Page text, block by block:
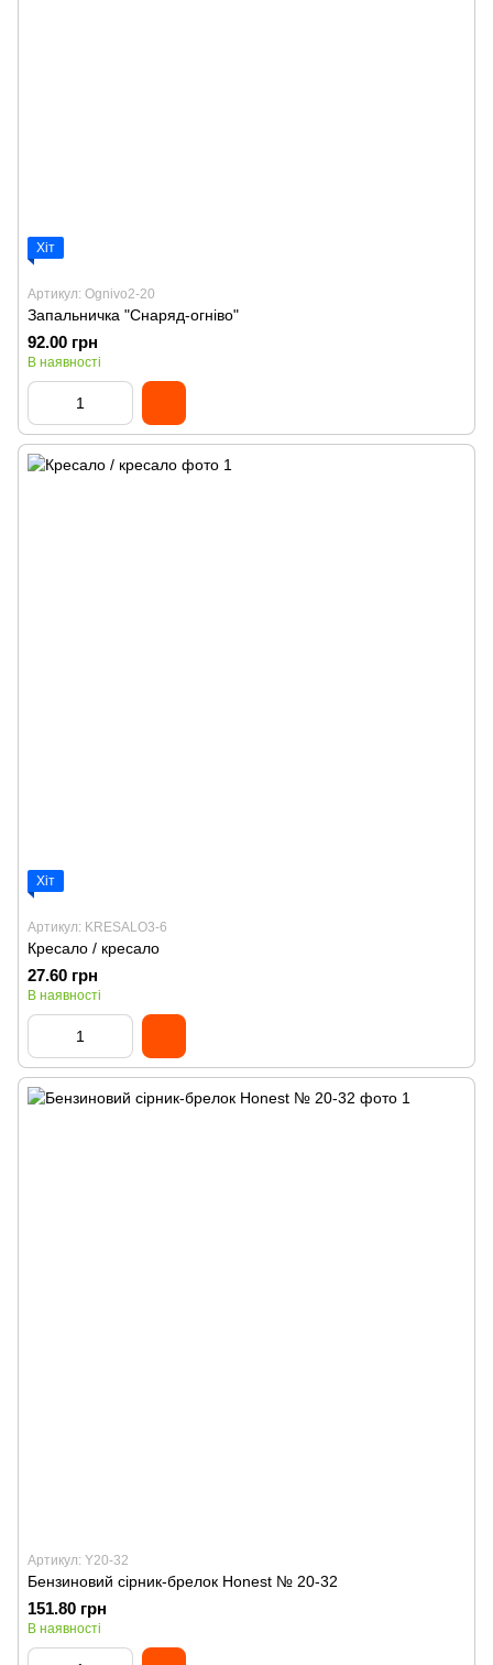
Хіт
Артикул: Ognivo2-20
Запальничка "Снаряд-огніво"
92.00 грн
В наявності
Хіт
Артикул: KRESALO3-6
Кресало / кресало
27.60 грн
В наявності
Артикул: Y20-32
Бензиновий сірник-брелок Honest № 20-32
151.80 грн
В наявності